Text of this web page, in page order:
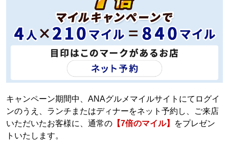
キャンペーン期間中、ANAグルメマイルサイトにてログイ
ンのうえ、ランチまたはディナーをネット予約し、ご来店
いただいたお客様に、通常の 【7倍のマイル】
をプレゼン
トいたします。